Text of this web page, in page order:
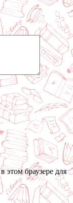
этом браузере для